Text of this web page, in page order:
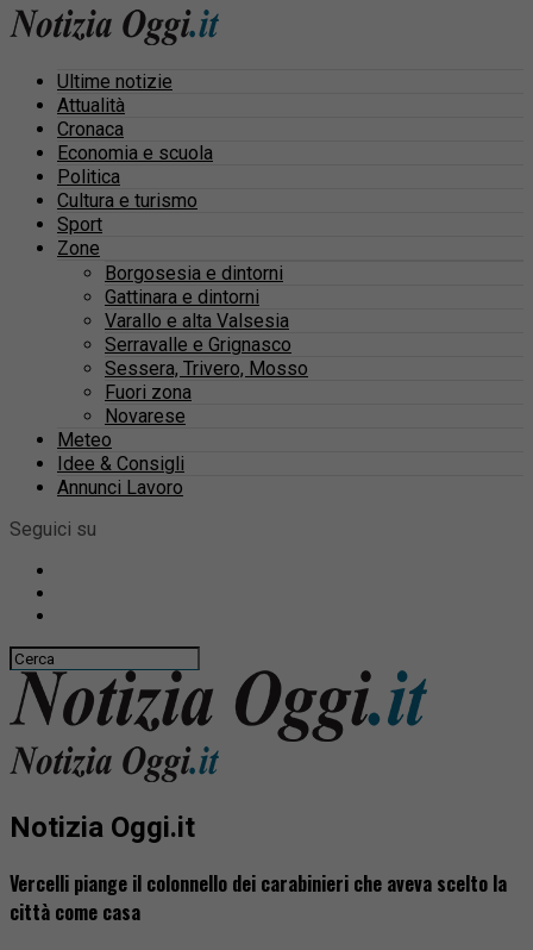
Ultime notizie
Attualità
Cronaca
Economia e scuola
Politica
Cultura e turismo
Sport
Zone
Borgosesia e dintorni
Gattinara e dintorni
Varallo e alta Valsesia
Serravalle e Grignasco
Sessera, Trivero, Mosso
Fuori zona
Novarese
Meteo
Idee & Consigli
Annunci Lavoro
Seguici su
Notizia Oggi.it
Vercelli piange il colonnello dei carabinieri che aveva scelto la
città come casa